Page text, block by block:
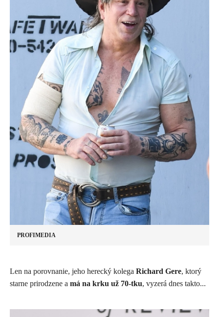
PROFIMEDIA
​Len na porovnanie, jeho herecký kolega Richard Gere, ktorý
starne prirodzene a má na krku už 70-tku, vyzerá dnes takto...